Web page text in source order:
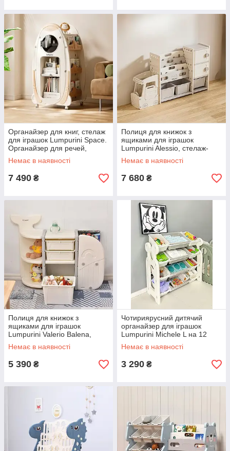
Органайзер для книг, стелаж
для іграшок Lumpurini Space.
Органайзер для речей,
полиця поворотна в дитячу
Немає в наявності
7 490 ₴
Полиця для книжок з
ящиками для іграшок
Lumpurini Alessio, стелаж-
машинка з 3 контейнерами,
полицею
Немає в наявності
7 680 ₴
Полиця для книжок з
ящиками для іграшок
Lumpurini Valerio Balena,
стелаж-кит з 3 контейнерами
та 5 поличками. Органайзер
Немає в наявності
5 390 ₴
Чотириярусний дитячий
органайзер для іграшок
Lumpurini Michele L на 12
контейнерів. Місткий стелаж
для іграшок в дитячу кімнату
Немає в наявності
3 290 ₴